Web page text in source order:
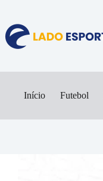
conteúdo
Início Futebol